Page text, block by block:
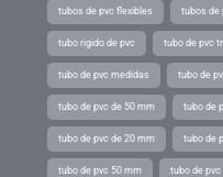
tubos de pvc flexibles tubos de
tubo rigido de pvc tubo de pvc
tubo de pvc medidas tubo de
tubo de pvc de 50 mm tubo de
tubo de pvc de 20 mm tubo de
tubo de pvc 50 mm tubo de pvc